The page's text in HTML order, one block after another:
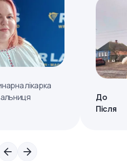
лікарка
До
Після